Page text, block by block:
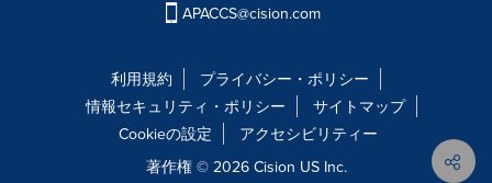
APACCS@cision.com
利用規約
プライバシー・ポリシー
情報セキュリティ・ポリシー
サイトマップ
Cookieの設定
アクセシビリティー
著作権 © 2026 Cision US Inc.